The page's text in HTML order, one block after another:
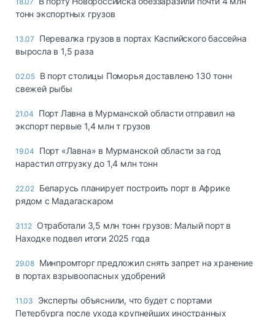
опасные грузы
страхование
Склады и
Коммерческий
транспорт
Спецтехника
запчасти, шины
тонн экспортных грузов
13.07
Перевалка грузов в портах Каспийского бассейна
выросла в 1,5 раза
02.05 В порт столицы Поморья доставлено 130 тонн
свежей рыбы
21.04
Порт Лавна в Мурманской области отправил на
экспорт первые 1,4 млн т грузов
19.04
Порт «Лавна» в Мурманской области за год
нарастил отгрузку до 1,4 млн тонн
22.02 Беларусь планирует построить порт в Африке
рядом с Мадагаскаром
31.12 Отработали 3,5 млн тонн грузов: Малый порт в
Находке подвел итоги 2025 года
29.08 Минпромторг предложил снять запрет на хранение
в портах взрывоопасных удобрений
11.03
Эксперты объяснили, что будет с портами
Петербурга после ухода крупнейших иностранных